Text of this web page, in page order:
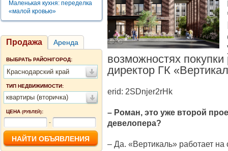
Маленькая кухня: переделка
«малой кровью»
Продажа Аренда
ВЫБРАТЬ РАЙОН/ГОРОД:
Краснодарский край
ТИП НЕДВИЖИМОСТИ:
квартиры (вторичка)
ЦЕНА (РУБЛЕЙ):
-
возможностях
директор ГК
erid: 2SDnjer2rHk
– Роман, это уже второй
девелопера?
– Да. «Вертикаль» работает